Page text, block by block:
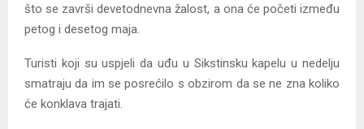
što se završi devetodnevna žalost, a ona će početi između
petog i desetog maja.
Turisti koji su uspjeli da uđu u Sikstinsku kapelu u nedelju
smatraju da im se posrećilo s obzirom da se ne zna koliko
će konklava trajati.